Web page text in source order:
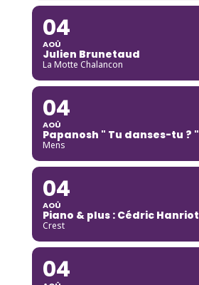
04
AOÛ
Julien Brunetaud
La Motte Chalancon
04
AOÛ
Papanosh " Tu danses-tu ? "
Mens
04
AOÛ
Piano & plus : Cédric Hanriot
Crest
04